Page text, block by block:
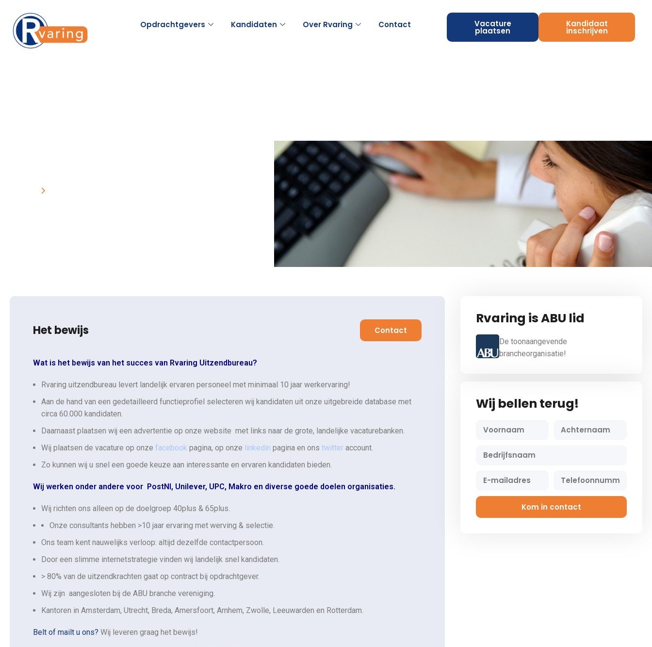
Opdrachtgevers Kandidaten Over Rvaring Contact Vacature
plaatsen
Kandidaat
inschrijven
Het bewijs Contact
Wat is het bewijs van het succes van Rvaring Uitzendbureau?
Rvaring uitzendbureau levert landelijk ervaren personeel met minimaal 10 jaar werkervaring!
Aan de hand van een gedetailleerd functieprofiel selecteren wij kandidaten uit onze uitgebreide database met
circa 60.000 kandidaten.
Daarnaast plaatsen wij een advertentie op onze website met links naar de grote, landelijke vacaturebanken.
Wij plaatsen de vacature op onzefacebook pagina, op onze linkedin pagina en onstwitter account.
Zo kunnen wij u snel een goede keuze aan interessante en ervaren kandidaten bieden.
Wij werken onder andere voor PostNl, Unilever, UPC, Makro en diverse goede doelen organisaties.
Wij richten ons alleen op de doelgroep 40plus & 65plus.
Onze consultants hebben >10 jaar ervaring met werving & selectie.
Ons team kent nauwelijks verloop: altijd dezelfde contactpersoon.
Door een slimme internetstrategie vinden wij landelijk snel kandidaten.
> 80% van de uitzendkrachten gaat op contract bij opdrachtgever.
Wij zijn aangesloten bij de ABU branche vereniging.
Kantoren in Amsterdam, Utrecht, Breda, Amersfoort, Arnhem, Zwolle, Leeuwarden en Rotterdam.
Belt of mailt u ons? Wij leveren graag het bewijs!
Rvaring is ABU lid
De toonaangevende
brancheorganisatie!
Wij bellen terug!
Kom in contact